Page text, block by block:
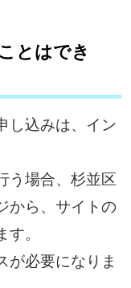
とはでき
し込みは、イン
う場合、杉並区
から、サイトの
。
が必要になりま